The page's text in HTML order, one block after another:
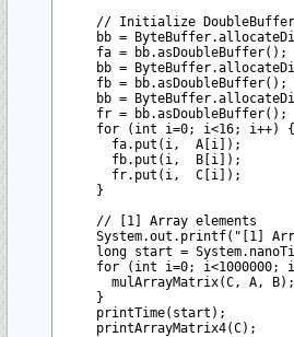
// Initialize
bb =
    fa = bb.asDoubleBuffer();
bb =
    fb = bb.asDoubleBuffer();
bb =
    fr = bb.asDoubleBuffer();
    for (int i=0; i<16; i++) {
      fa.put(i,  A[i]);
      fb.put(i,  B[i]);
      fr.put(i,  C[i]);
    }
    // [1] Array elements
System.out.printf("[1]
long start =
for (int i=0; i<1000000;
      mulArrayMatrix(C, A, B);
    }
    printTime(start);
    printArrayMatrix4(C);